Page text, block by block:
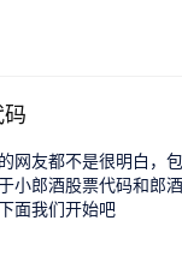
网友都不是很明白，
小郎酒股票代码和郎
面我们开始吧